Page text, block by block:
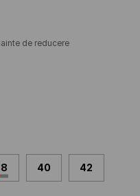
de reducere
40 42